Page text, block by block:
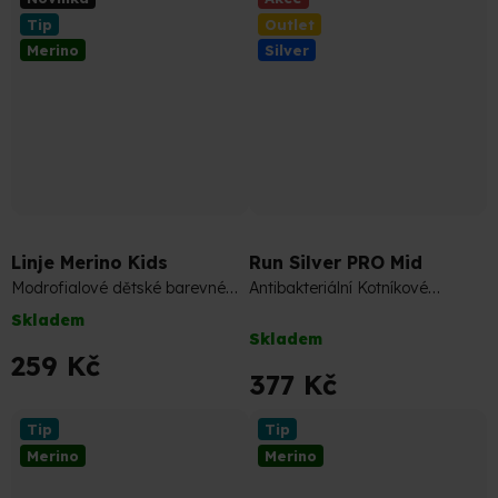
hvězdiček.
Tip
Merino
Linje Merino Kids
Modrofialové dětské barevné
ponožky plné merino pohodlí
Skladem
259 Kč
Outlet
Silver
Run Silver PRO Mid
Antibakteriální Kotníkové
hodnocení
produktu
je
5,0
Skladem
377 Kč
Tip
Merino
Tip
Merino